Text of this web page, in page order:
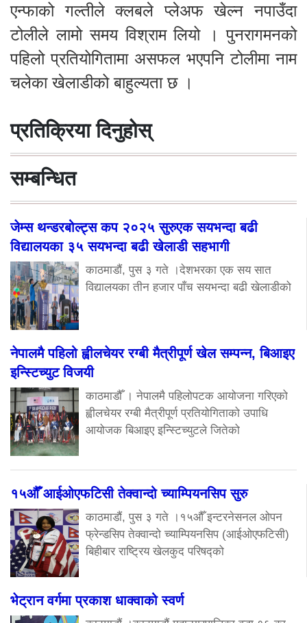
एन्फाको गल्तीले क्लबले प्लेअफ खेल्न नपाउँदा
टोलीले लामो समय विश्राम लियो । पुनरागमनको
पहिलो प्रतियोगितामा असफल भएपनि टोलीमा नाम
चलेका खेलाडीको बाहुल्यता छ ।
प्रतिक्रिया दिनुहोस्
सम्बन्धित
जेम्स थन्डरबोल्ट्स कप २०२५ सुरुएक सयभन्दा बढी
विद्यालयका ३५ सयभन्दा बढी खेलाडी सहभागी
काठमाडौं, पुस ३ गते ।देशभरका एक सय सात
विद्यालयका तीन हजार पाँच सयभन्दा बढी खेलाडीको
नेपालमै पहिलो ह्वीलचेयर रग्बी मैत्रीपूर्ण खेल सम्पन्न, बिआइए
इन्स्टिच्युट विजयी
काठमाडौँ । नेपालमै पहिलोपटक आयोजना गरिएको
ह्वीलचेयर रग्बी मैत्रीपूर्ण प्रतियोगिताको उपाधि
आयोजक बिआइए इन्स्टिच्युटले जितेको
१५औँ आईओएफटिसी तेक्वान्दो च्याम्पियनसिप सुरु
काठमाडौं, पुस ३ गते ।१५औँ इन्टरनेसनल ओपन
फ्रेन्डसिप तेक्वान्दो च्याम्पियनसिप (आईओएफटिसी)
बिहीबार राष्ट्रिय खेलकुद परिषद्को
भेट्रान वर्गमा प्रकाश धाक्वाको स्वर्ण